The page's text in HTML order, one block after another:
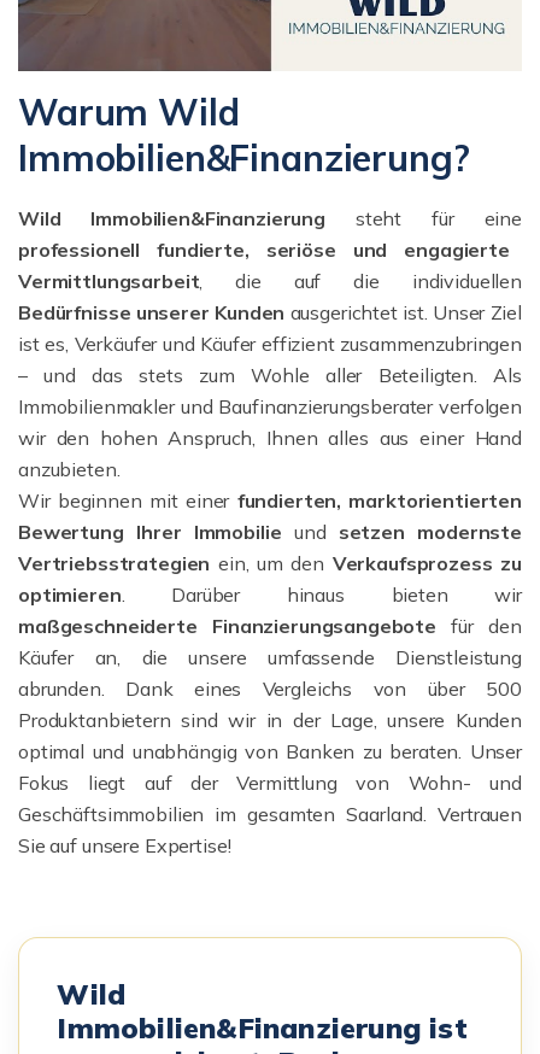
Warum Wild
Immobilien&Finanzierung?
Wild Immobilien&Finanzierung steht für eine
professionell fundierte, seriöse und engagierte
Vermittlungsarbeit, die auf die individuellen
Bedürfnisse unserer Kunden ausgerichtet ist. Unser Ziel
ist es, Verkäufer und Käufer effizient zusammenzubringen
– und das stets zum Wohle aller Beteiligten. Als
Immobilienmakler und Baufinanzierungsberater verfolgen
wir den hohen Anspruch, Ihnen alles aus einer Hand
anzubieten.
Wir beginnen mit einer fundierten, marktorientierten
Bewertung Ihrer Immobilie und setzen modernste
Vertriebsstrategien ein, um den Verkaufsprozess zu
optimieren. Darüber hinaus bieten wir
maßgeschneiderte Finanzierungsangebote für den
Käufer an, die unsere umfassende Dienstleistung
abrunden. Dank eines Vergleichs von über 500
Produktanbietern sind wir in der Lage, unsere Kunden
optimal und unabhängig von Banken zu beraten. Unser
Fokus liegt auf der Vermittlung von Wohn- und
Geschäftsimmobilien im gesamten Saarland. Vertrauen
Sie auf unsere Expertise!
Wild
Immobilien&Finanzierung ist